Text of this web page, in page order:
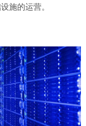
施的运营。